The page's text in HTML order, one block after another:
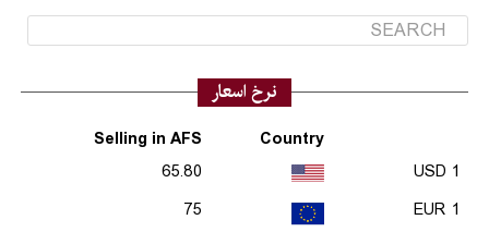
نرخ اسعار
Country
Selling in AFS
1 USD
65.80
1 EUR
75